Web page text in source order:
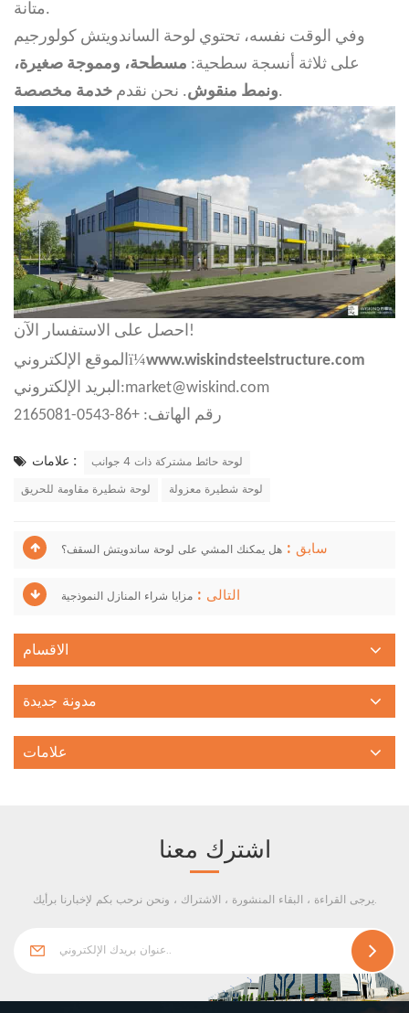
متانة.
وفي الوقت نفسه، تحتوي لوحة الساندويتش كولورجيم
على ثلاثة أنسجة سطحية: مسطحة، ومموجة صغيرة،
ونمط منقوش. نحن نقدم خدمة مخصصة .
احصل على الاستفسار الآن!
الموقع الإلكترونيï¼www.wiskindsteelstructure.com
البريد الإلكتروني:market@wiskind.com
رقم الهاتف: +86-0543-2165081
علامات :
لوحة حائط مشتركة ذات 4 جوانب
لوحة شطيرة مقاومة للحريق
لوحة شطيرة معزولة
سابق : هل يمكنك المشي على لوحة ساندويتش السقف؟
التالى : مزايا شراء المنازل النموذجية
الاقسام
مدونة جديدة
علامات
اشترك معنا
يرجى القراءة ، البقاء المنشورة ، الاشتراك ، ونحن نرحب بكم لإخبارنا برأيك.